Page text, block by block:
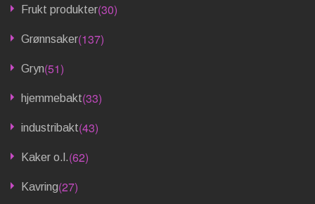
Frukt produkter(30)
Grønnsaker(137)
Gryn(51)
hjemmebakt(33)
industribakt(43)
Kaker o.l.(62)
Kavring(27)